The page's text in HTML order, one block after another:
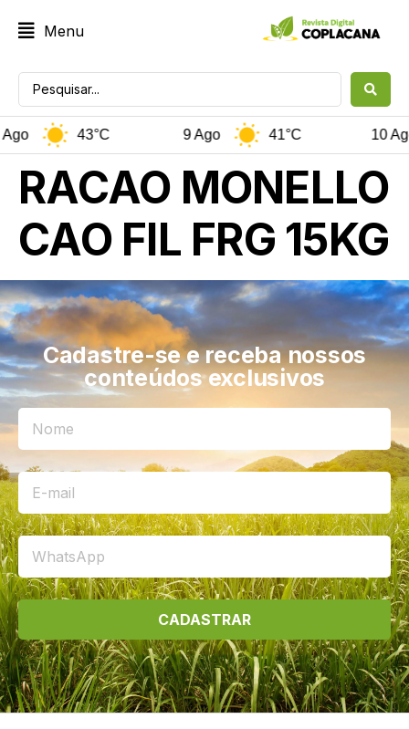
Menu
43°C 9 Ago 41°C 10 Ago
RACAO MONELLO
CAO FIL FRG 15KG
Cadastre-se e receba nossos
conteúdos exclusivos
CADASTRAR